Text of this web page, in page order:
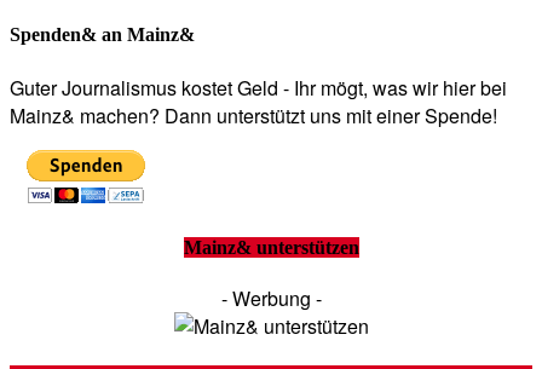
Spenden& an Mainz&
Guter Journalismus kostet Geld - Ihr mögt, was wir hier bei
Mainz& machen? Dann unterstützt uns mit einer Spende!
Mainz& unterstützen
- Werbung -